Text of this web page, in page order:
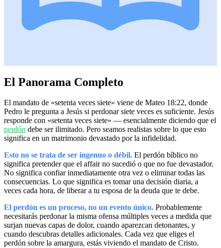
El Panorama Completo
El mandato de «setenta veces siete» viene de Mateo 18:22, donde
Pedro le pregunta a Jesús si perdonar siete veces es suficiente. Jesús
responde con «setenta veces siete» — esencialmente diciendo que el
perdón debe ser ilimitado. Pero seamos realistas sobre lo que esto
significa en un matrimonio devastado por la infidelidad.
Esto no se trata de ser ingenuo o débil. El perdón bíblico no
significa pretender que el affair no sucedió o que no fue devastador.
No significa confiar inmediatamente otra vez o eliminar todas las
consecuencias. Lo que significa es tomar una decisión diaria, a
veces cada hora, de liberar a tu esposa de la deuda que te debe.
El perdón es un proceso, no un evento único. Probablemente
necesitarás perdonar la misma ofensa múltiples veces a medida que
surjan nuevas capas de dolor, cuando aparezcan detonantes, y
cuando descubras detalles adicionales. Cada vez que eliges el
perdón sobre la amargura, estás viviendo el mandato de Cristo.